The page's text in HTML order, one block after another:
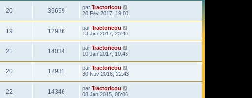
20 39659 par Tractoricou
20 Fév 2017, 19:00
19 12936 par Tractoricou
13 Jan 2017, 23:48
21 14034 par Tractoricou
10 Jan 2017, 10:43
20 12931 par Tractoricou
30 Nov 2016, 22:43
22 14346 par Tractoricou
08 Jan 2015, 08:06